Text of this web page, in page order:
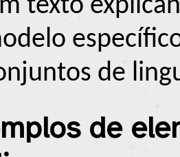
texto
de
de